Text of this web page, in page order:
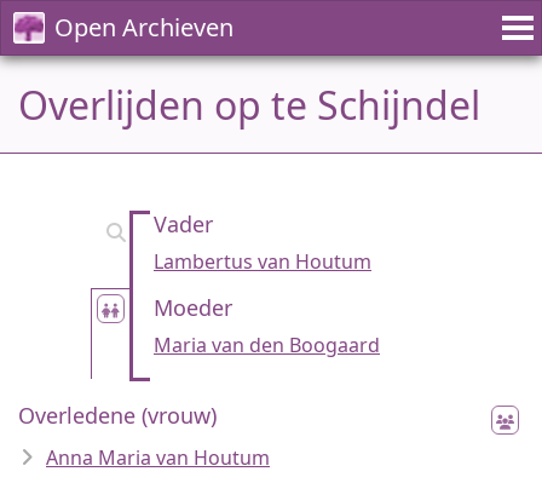
Open Archieven
Overlijden op te Schijndel
Vader
Lambertus van Houtum
Moeder
Maria van den Boogaard
Overledene (vrouw)
Anna Maria van Houtum